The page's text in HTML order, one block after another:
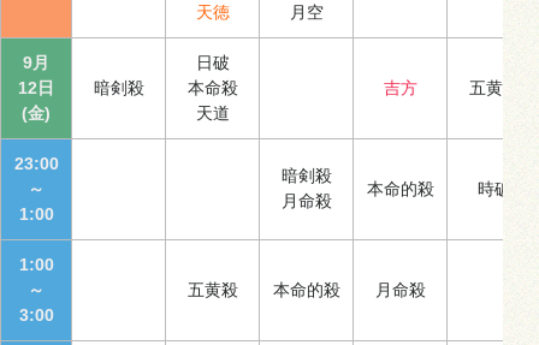
天徳
月空
9月
12日
(金)
暗剣殺
日破
本命殺
天道
吉方 五黄殺
23:00
～
1:00
暗剣殺
月命殺
本命的殺 時破
1:00
～
3:00
五黄殺 本命的殺 月命殺